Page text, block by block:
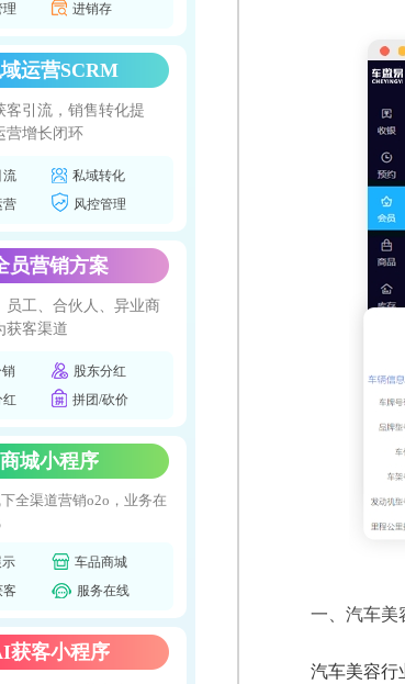
理
进销存
运营SCRM
客引流，销售转化提
营增长闭环
流
私域转化
营
风控管理
员营销方案
员工、合伙人、异业商
获客渠道
股东分红
红
拼团/砍价
商城小程序
全渠道营销o2o，业务在
示
车品商城
客
服务在线
获客小程序
一、汽车美
汽车美容行